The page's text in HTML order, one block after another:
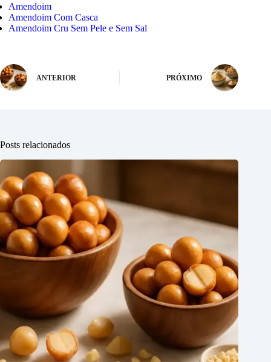
Amendoim
Amendoim Com Casca
Amendoim Cru Sem Pele e Sem Sal
ANTERIOR PRÓXIMO
Posts relacionados